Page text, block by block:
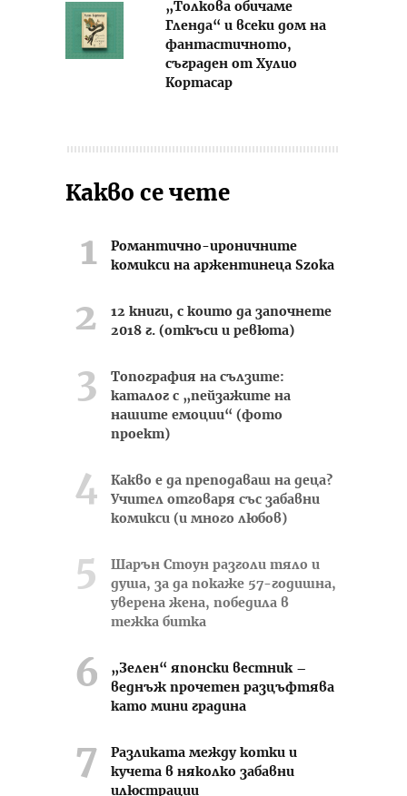
„Толкова обичаме
Гленда“ и всеки дом на
фантастичното,
съграден от Хулио
Кортасар
Какво се чете
Романтично-ироничните
комикси на аржентинеца Szoka
12 книги, с които да започнете
2018 г. (откъси и ревюта)
Топография на сълзите:
каталог с „пейзажите на
нашите емоции“ (фото
проект)
Какво е да преподаваш на деца?
Учител отговаря със забавни
комикси (и много любов)
Шарън Стоун разголи тяло и
душа, за да покаже 57-годишна,
уверена жена, победила в
тежка битка
„Зелен“ японски вестник –
веднъж прочетен разцъфтява
като мини градина
Разликата между котки и
кучета в няколко забавни
илюстрации